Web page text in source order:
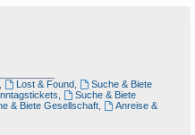
Lost & Found,
Suche & Biete
Suche & Biete
& Biete Gesellschaft,
Anreise &